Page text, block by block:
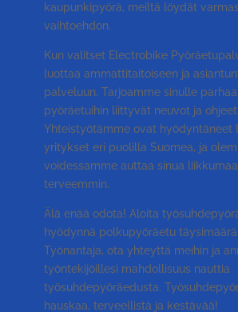
kaupunkipyörä, meiltä löydät
vaihtoehdon.
Kun valitset Electrobike
luottaa ammattitaitoiseen ja
palveluun. Tarjoamme sinulle
pyöräetuihin liittyvät neuvot ja ohjeet.
Yhteistyötämme ovat hyödyntäneet
yritykset eri puolilla Suomea, ja
voidessamme auttaa sinua
terveemmin.
Älä enää odota! Aloita
hyödynnä polkupyöräetu
Työnantaja, ota yhteyttä meihin ja
työntekijöillesi mahdollisuus nauttia
työsuhdepyöräedusta.
hauskaa, terveellistä ja kestävää!